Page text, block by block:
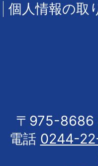
個人情報の取
〒975-8686
電話 0244-